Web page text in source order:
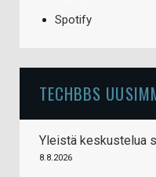
Spotify
TECHBBS
Yleistä keskustelua
8.8.2026